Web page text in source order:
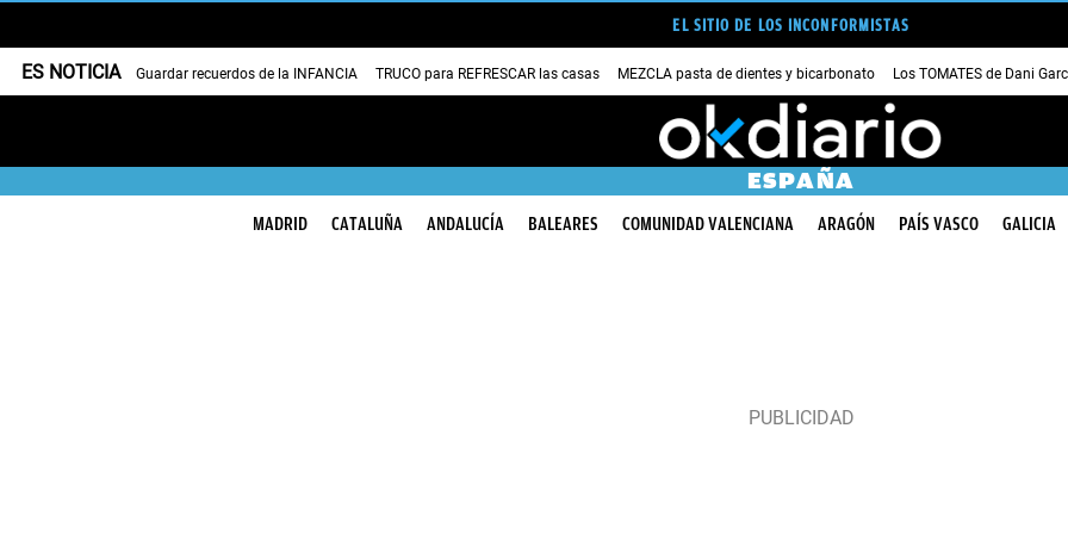
EL SITIO DE LOS INCONFORMISTAS
ES NOTICIA Guardar recuerdos de la INFANCIA TRUCO para REFRESCAR las casas MEZCLA pasta de dientes y bicarbonato Los TOMATES de Dani
ESPAÑA
MADRID CATALUÑA ANDALUCÍA BALEARES COMUNIDAD VALENCIANA ARAGÓN PAÍS VASCO GALICIA